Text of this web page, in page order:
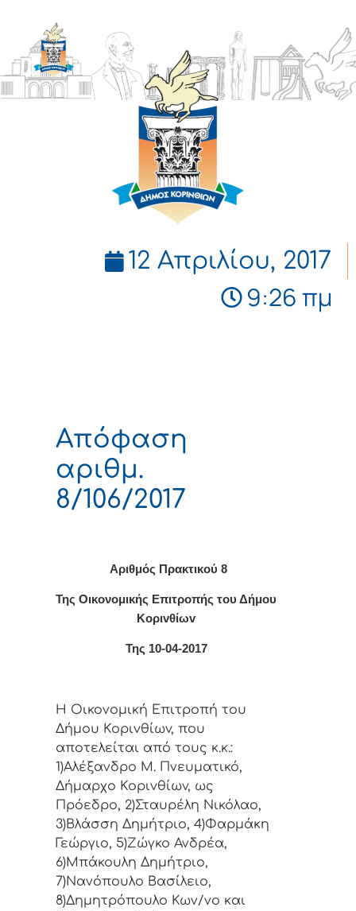
ΔΗΜΟΣ
ΚΟΡΙΝΘΙΩΝ
12 Απριλίου, 2017
9:26 πμ
Απόφαση
αριθμ.
8/106/2017
Αριθμός Πρακτικού 8
Της Οικονομικής Επιτρoπής τoυ Δήμoυ
Κoριvθίωv
Της 10-04-2017
Η Οικονομική Επιτρoπή τoυ
Δήμoυ Κoριvθίωv, πoυ
απoτελείται από τoυς κ.κ.:
1)Αλέξανδρο Μ. Πνευματικό,
Δήμαρχo Κoριvθίωv, ως
Πρόεδρo, 2)Σταυρέλη Νικόλαο,
3)Βλάσση Δημήτριο, 4)Φαρμάκη
Γεώργιο, 5)Ζώγκο Ανδρέα,
6)Μπάκουλη Δημήτριο,
7)Νανόπουλο Βασίλειο,
8)Δημητρόπουλο Κων/νο και